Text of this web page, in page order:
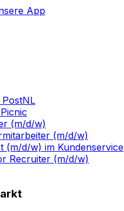
App
PostNL
(m/d/w)
(m/d/w)
(m/d/w) im Kundenservice
Recruiter (m/d/w)